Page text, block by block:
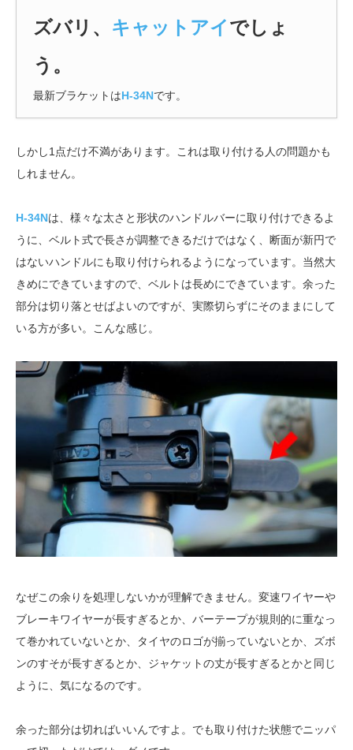
ズバリ、 キャットアイでしょ
う。
最新ブラケットはH-34Nです。
しかし1点だけ不満があります。これは取り付ける人の問題かも
しれません。
H-34Nは、様々な太さと形状のハンドルバーに取り付けできるよ
うに、ベルト式で長さが調整できるだけではなく、断面が新円で
はないハンドルにも取り付けられるようになっています。当然大
きめにできていますので、ベルトは長めにできています。余った
部分は切り落とせばよいのですが、実際切らずにそのままにして
いる方が多い。こんな感じ。
なぜこの余りを処理しないかが理解できません。変速ワイヤーや
ブレーキワイヤーが長すぎるとか、バーテープが規則的に重なっ
て巻かれていないとか、タイヤのロゴが揃っていないとか、ズボ
ンのすそが長すぎるとか、ジャケットの丈が長すぎるとかと同じ
ように、気になるのです。
余った部分は切ればいいんですよ。でも取り付けた状態でニッパ